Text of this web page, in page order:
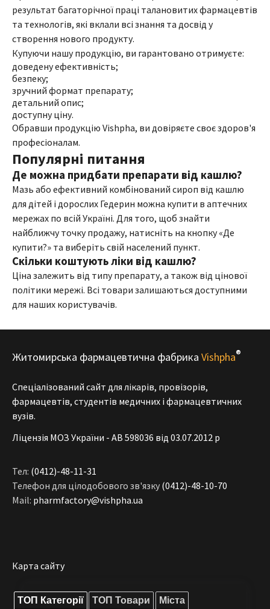
результат багаторічної праці талановитих фармацевтів
та технологів, які вклали всі знання та досвід у
створення нового продукту.
Купуючи нашу продукцію, ви гарантовано отримуєте:
доведену ефективність;
безпеку;
зручний формат препарату;
детальний опис;
доступну ціну.
Обравши продукцію Vishpha, ви довіряєте своє здоров'я
професіоналам.
Популярні питання
Де можна придбати препарати від кашлю?
Мазь або ефективний комбінований сироп від кашлю
для дітей і дорослих Гедерин можна купити в аптечних
мережах по всій Україні. Для того, щоб знайти
найближчу точку продажу, натисніть на кнопку «Де
купити?» та виберіть свій населений пункт.
Скільки коштують ліки від кашлю?
Ціна залежить від типу препарату, а також від цінової
політики мережі. Всі товари залишаються доступними
для наших користувачів.
Житомирська фармацевтична фабрика Vishpha®
Спеціалізований сайт для лікарів, провізорів,
фармацевтів, студентів медичних і фармацевтичних
вузів.
Ліцензія МОЗ України - АВ 598036 від 03.07.2012 р
Тел: (0412)-48-11-31
Телефон для цілодобового зв'язку (0412)-48-10-70
Mail: pharmfactory@vishpha.ua
Карта сайту
ТОП Категорії ТОП Товари
Міста